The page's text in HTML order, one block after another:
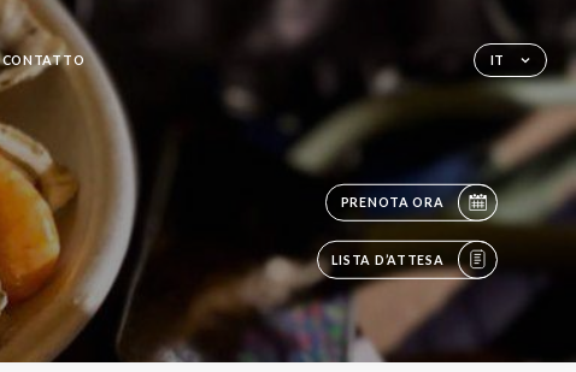
IT
CONTATTO
PRENOTA ORA
LISTA D’ATTESA